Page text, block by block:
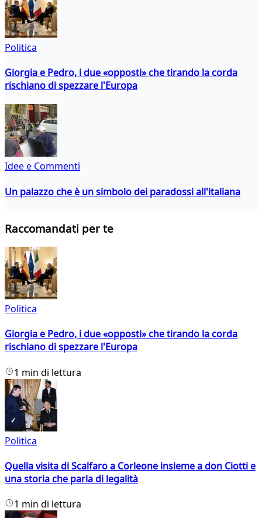
Politica
Giorgia e Pedro, i due «opposti» che tirando la corda
rischiano di spezzare l'Europa
Idee e Commenti
Un palazzo che è un simbolo dei paradossi all'italiana
Raccomandati per te
Politica
Giorgia e Pedro, i due «opposti» che tirando la corda
rischiano di spezzare l'Europa
1 min di lettura
Politica
Quella visita di Scalfaro a Corleone insieme a don Ciotti e
una storia che parla di legalità
1 min di lettura